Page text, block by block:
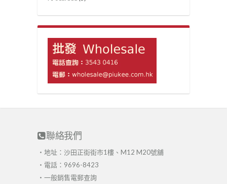
聯絡我們
・地址：沙田正街街市1樓、M12 M20號舖
・電話：9696-8423
・ 一般銷售電郵查詢